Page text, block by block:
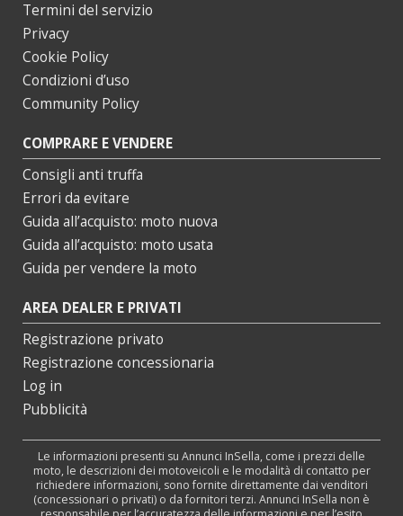
Termini del servizio
Privacy
Cookie Policy
Condizioni d’uso
Community Policy
COMPRARE E VENDERE
Consigli anti truffa
Errori da evitare
Guida all’acquisto: moto nuova
Guida all’acquisto: moto usata
Guida per vendere la moto
AREA DEALER E PRIVATI
Registrazione privato
Registrazione concessionaria
Log in
Pubblicità
Le informazioni presenti su Annunci InSella, come i prezzi delle
moto, le descrizioni dei motoveicoli e le modalità di contatto per
richiedere informazioni, sono fornite direttamente dai venditori
(concessionari o privati) o da fornitori terzi. Annunci InSella non è